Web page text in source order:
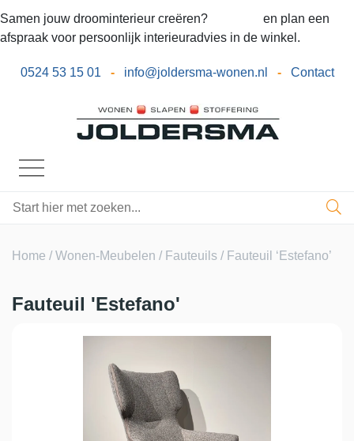
Samen jouw droominterieur creëren?
en plan een
afspraak voor persoonlijk interieuradvies in de winkel.
0524 53 15 01 - info@joldersma-wonen.nl - Contact
Home /Wonen-Meubelen / Fauteuils / Fauteuil ‘Estefano’
Fauteuil 'Estefano'